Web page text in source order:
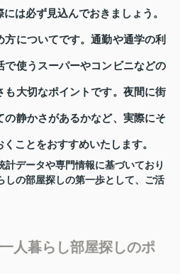
は必ず見込んでおきましょう。
についてです。通勤や通学の利
で使うスーパーやコンビニなどの
も大切なポイントです。夜間に街
の静かさがあるかなど、実際にそ
ことをおすすめいたします。
計データや専門情報に基づいており
しの部屋探しの第一歩として、ご活
人暮らし部屋探しのポ